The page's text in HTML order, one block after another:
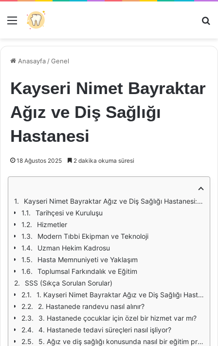
Menü
Anasayfa /Genel
Kayseri Nimet Bayraktar
Ağız ve Diş Sağlığı
Hastanesi
18 Ağustos 2025 2 dakika okuma süresi
Kayseri Nimet Bayraktar Ağız ve Diş Sağlığı Hastanesi: Sağlıklı Gülüşler İçin Bir Adım
Tarihçesi ve Kuruluşu
Hizmetler
Modern Tıbbi Ekipman ve Teknoloji
Uzman Hekim Kadrosu
Hasta Memnuniyeti ve Yaklaşım
Toplumsal Farkındalık ve Eğitim
SSS (Sıkça Sorulan Sorular)
1. Kayseri Nimet Bayraktar Ağız ve Diş Sağlığı Hastanesi'nde hangi hizmetler sunulmaktadır?
2. Hastanede randevu nasıl alınır?
3. Hastanede çocuklar için özel bir hizmet var mı?
4. Hastanede tedavi süreçleri nasıl işliyor?
5. Ağız ve diş sağlığı konusunda nasıl bir eğitim programı sunuluyor?